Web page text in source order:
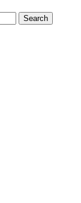
Search